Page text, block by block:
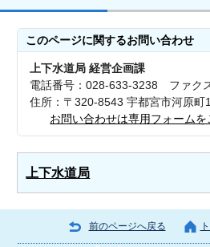
このページに関するお問い合わせ
上下水道局 経営企画課
電話番号：028-633-3238 ファク
住所：〒320-8543 宇都宮市河原町
お問い合わせは専用フォームを
上下水道局
前のページへ戻る